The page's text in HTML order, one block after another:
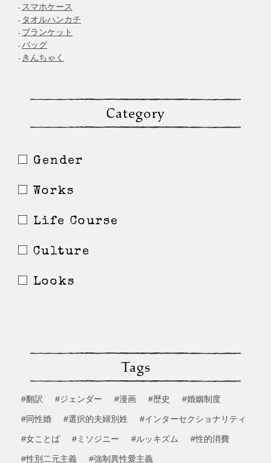
スマホケース
タオルハンカチ
ブランケット
バッグ
きんちゃく
Category
Gender
Works
Life Course
Culture
Looks
Tags
#翻訳 #ジェンダー #漫画 #歴史 #婚姻制度
#同性婚 #選択的夫婦別姓 #インターセクショナリティ
#女ことば #ミソジニー #ルッキズム #性的消費
#性別二元主義 #強制異性愛主義